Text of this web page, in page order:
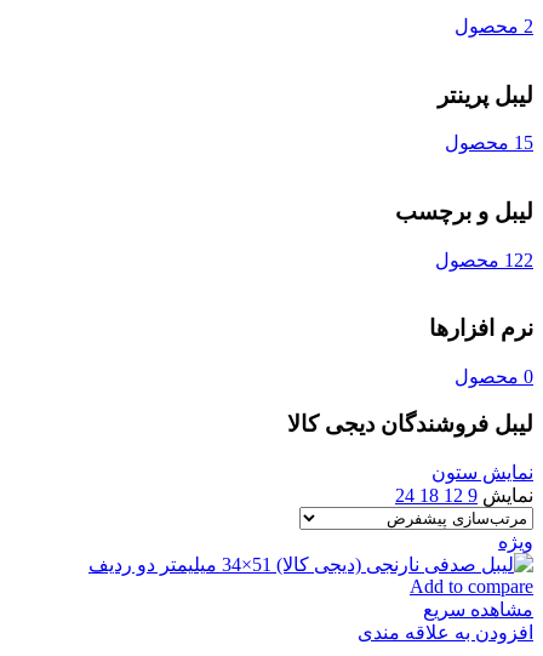
2 محصول
لیبل پرینتر
15 محصول
لیبل و برچسب
122 محصول
نرم افزارها
0 محصول
لیبل فروشندگان دیجی کالا
نمایش ستون
نمایش 9
12
18
24
ویژه
Add to compare
مشاهده سریع
افزودن به علاقه مندی